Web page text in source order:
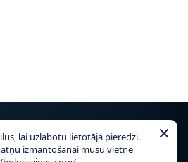
lai uzlabotu lietotāja pieredzi.
izmantošanai mūsu vietnē